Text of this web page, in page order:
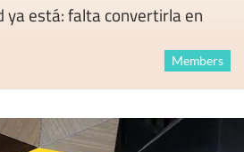
ya está: falta convertirla en
Members